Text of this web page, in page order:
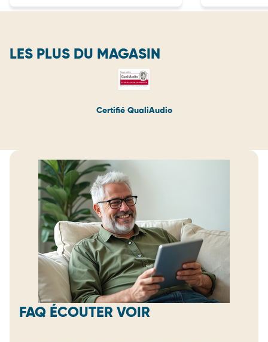
LES PLUS DU MAGASIN
Certifié QualiAudio
FAQ ÉCOUTER VOIR